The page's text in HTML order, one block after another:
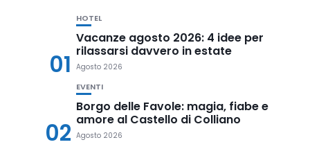
01
HOTEL
Vacanze agosto 2026: 4 idee per
rilassarsi davvero in estate
Agosto 2026
02
EVENTI
Borgo delle Favole: magia, fiabe e
amore al Castello di Colliano
Agosto 2026